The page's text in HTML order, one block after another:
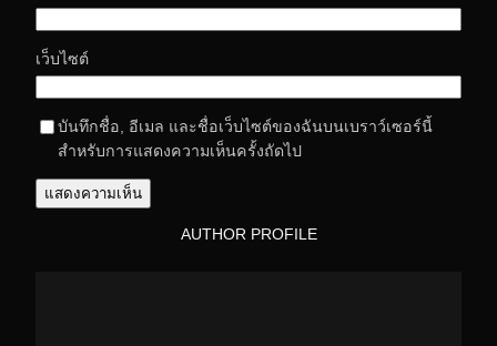
เว็บไซต์
บันทึกชื่อ, อีเมล และชื่อเว็บไซต์ของฉันบนเบราว์เซอร์นี้
สำหรับการแสดงความเห็นครั้งถัดไป
AUTHOR PROFILE